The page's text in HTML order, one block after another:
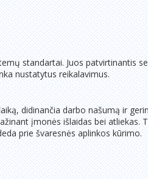
standartai. Juos patvirtinantis
nustatytus reikalavimus.
didinančia darbo našumą ir
įmonės išlaidas bei atliekas.
prie švaresnės aplinkos kūrimo.